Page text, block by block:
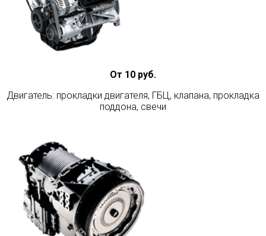
От 10 руб.
Двигатель: прокладки двигателя, ГБЦ, клапана, прокладка
поддона, свечи